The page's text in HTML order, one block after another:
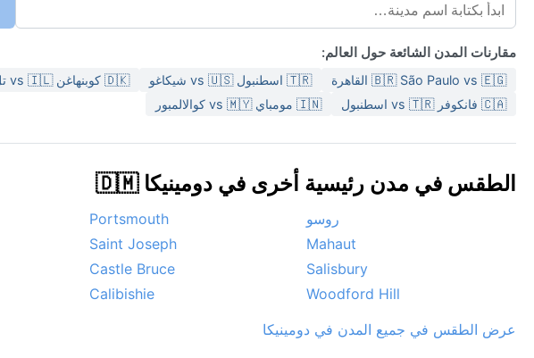
مقارنات المدن الشائعة حول العالم:
🇧🇷 São Paulo vs 🇪🇬 القاهرة 🇹🇷 اسطنبول vs 🇺🇸 شيكاغو 🇩🇰 كوبنهاغن vs 🇮🇱 تل أبيب
🇨🇦 فانكوفر vs 🇹🇷 اسطنبول
🇮🇳 مومباي vs 🇲🇾 كوالالمبور
الطقس في مدن رئيسية أخرى في دومينيكا 🇩🇲
روسو Portsmouth
Mahaut
Saint Joseph
Salisbury
Castle Bruce
Woodford Hill
Calibishie
عرض الطقس في جميع المدن في دومينيكا